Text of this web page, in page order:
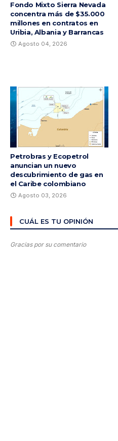
Fondo Mixto Sierra Nevada
concentra más de $35.000
millones en contratos en
Uribia, Albania y Barrancas
Agosto 04, 2026
Petrobras y Ecopetrol
anuncian un nuevo
descubrimiento de gas en
el Caribe colombiano
Agosto 03, 2026
CUÁL ES TU OPINIÓN
Gracias por su comentario